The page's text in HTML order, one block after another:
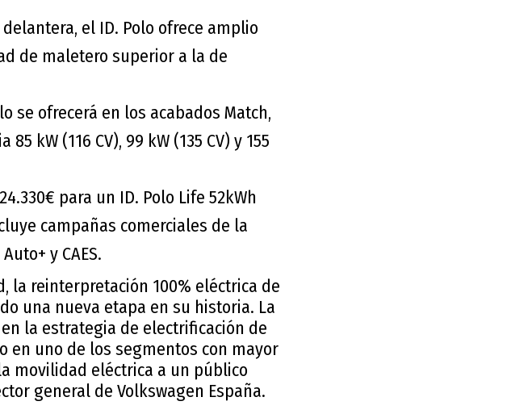
el ID. Polo ofrece amplio
de maletero superior a la de
se ofrecerá en los acabados Match,
kW (116 CV), 99 kW (135 CV) y 155
para un ID. Polo Life 52kWh
campañas comerciales de la
y CAES.
la reinterpretación 100% eléctrica de
una nueva etapa en su historia. La
la estrategia de electrificación de
en uno de los segmentos con mayor
movilidad eléctrica a un público
general de Volkswagen España.